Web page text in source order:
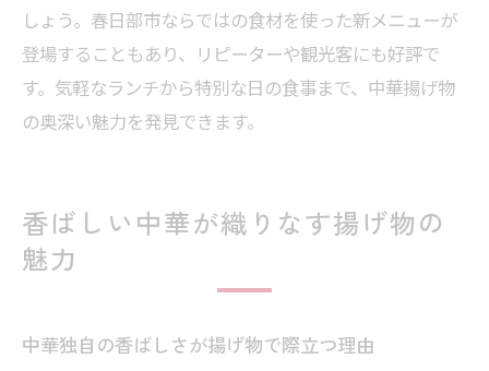
しょう。春日部市ならではの食材を使った新メニューが
登場することもあり、リピーターや観光客にも好評で
す。気軽なランチから特別な日の食事まで、中華揚げ物
の奥深い魅力を発見できます。
香ばしい中華が織りなす揚げ物の
魅力
中華独自の香ばしさが揚げ物で際立つ理由